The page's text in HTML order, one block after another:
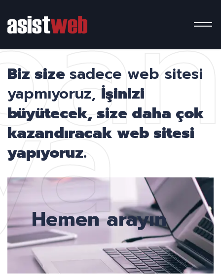
Biz size sadece web sitesi
yapmıyoruz, İşinizi
büyütecek, size daha çok
kazandıracak web sitesi
yapıyoruz.
Hemen arayın